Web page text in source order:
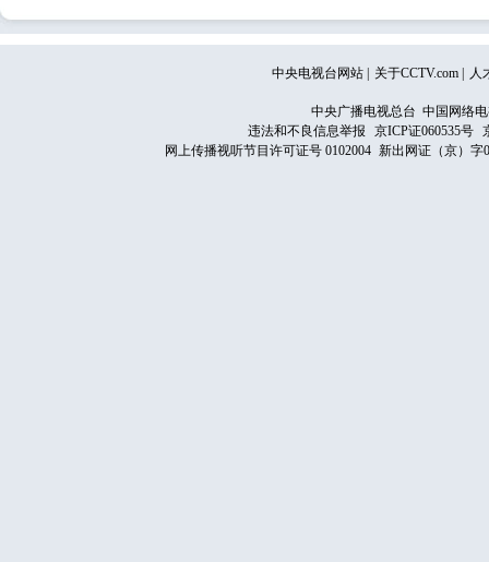
中央电视台网站 关于CCTV.com 人
中央广播电视总台 中国网络
违法和不良信息举报
京ICP证060535号
网上传播视听节目许可证号 0102004 新出网证（京）